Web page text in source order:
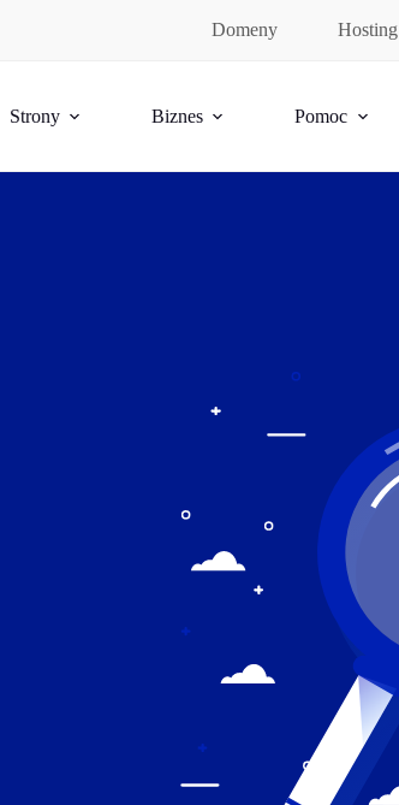
Domeny Hosting
Strony Biznes Pomoc